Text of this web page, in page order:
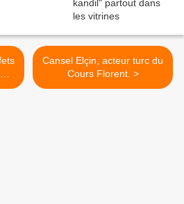
Cansel Elçin, acteur turc du
Cours Florent. >